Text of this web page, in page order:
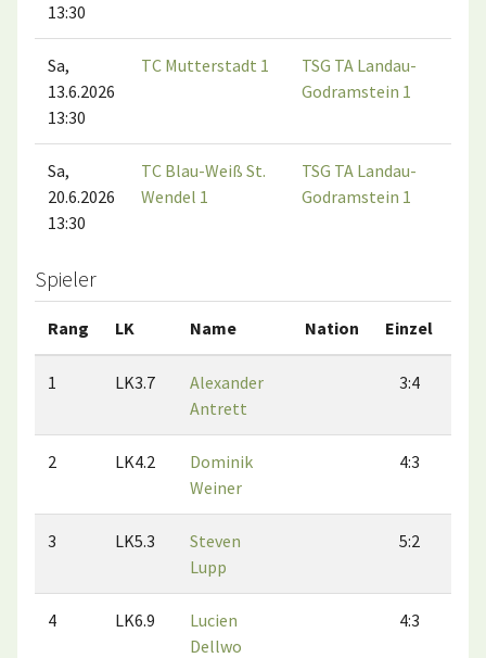
13:30
Sa,
13.6.2026
13:30
TC Mutterstadt 1
TSG TA Landau-
Godramstein 1
Sa,
20.6.2026
13:30
TC Blau-Weiß St.
Wendel 1
TSG TA Landau-
Godramstein 1
Spieler
Rang LK Name Nation Einzel
1 LK3.7
Alexander
Antrett
3:4
2 LK4.2
Dominik
Weiner
4:3
3 LK5.3
Steven
Lupp
5:2
4 LK6.9
Lucien
Dellwo
4:3